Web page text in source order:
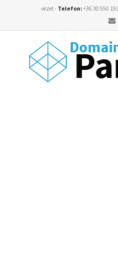
vezet - Telefon: +36 30 550
Email